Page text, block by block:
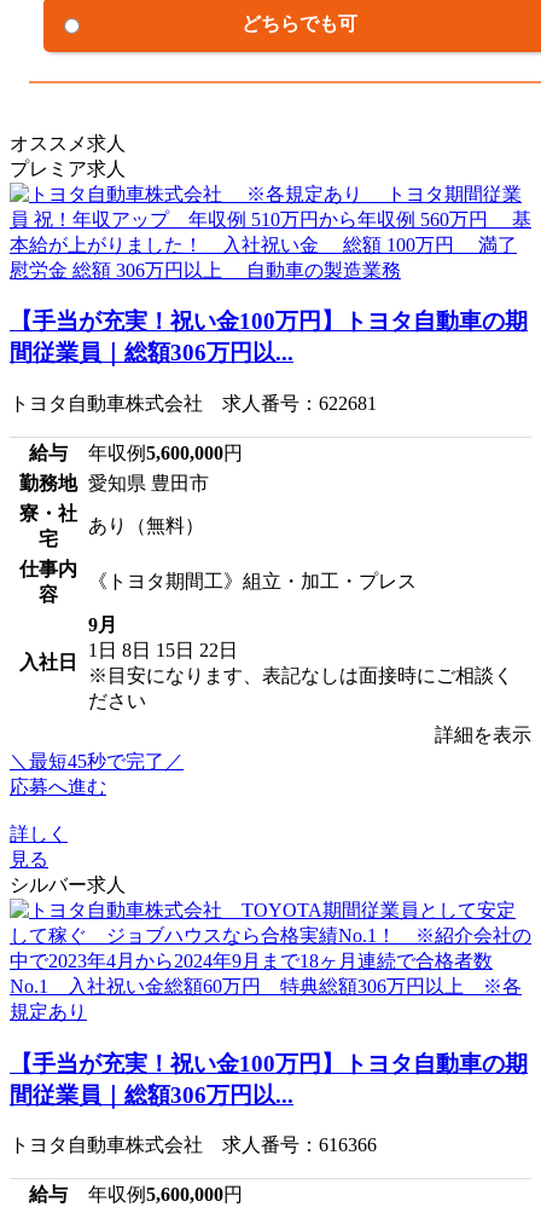
どちらでも可
オススメ求人
プレミア求人
【手当が充実！祝い金100万円】トヨタ自動車の期
間従業員｜総額306万円以...
トヨタ自動車株式会社 求人番号：622681
給与 年収例5,600,000円
勤務地 愛知県 豊田市
寮・社
宅
あり（無料）
仕事内
容
《トヨタ期間工》組立・加工・プレス
入社日
9月
1日 8日 15日 22日
※目安になります、表記なしは面接時にご相談く
ださい
詳細を表示
＼最短45秒で完了／
応募へ進む
詳しく
見る
シルバー求人
【手当が充実！祝い金100万円】トヨタ自動車の期
間従業員｜総額306万円以...
トヨタ自動車株式会社 求人番号：616366
給与 年収例5,600,000円